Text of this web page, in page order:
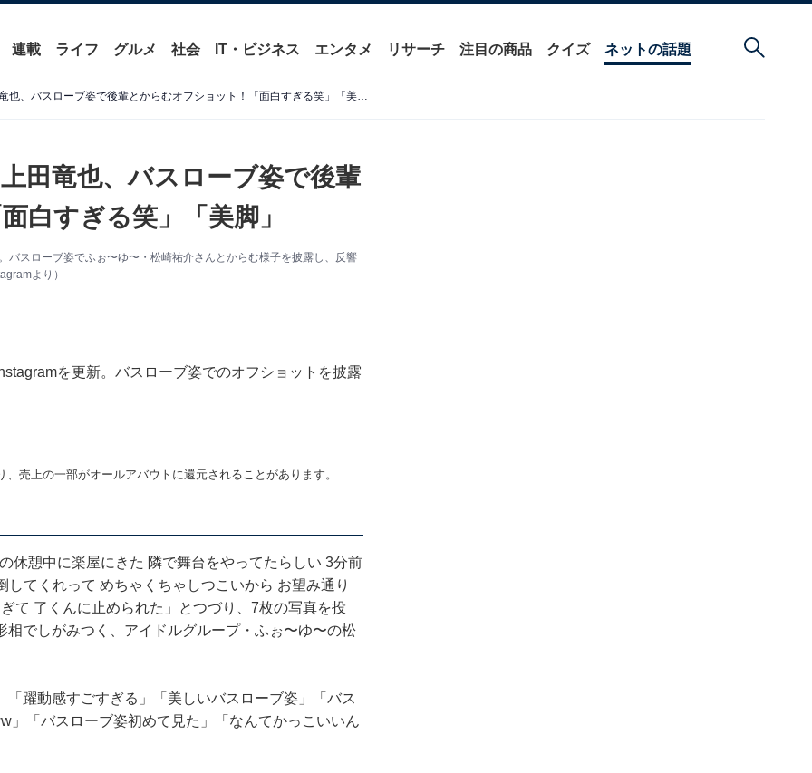
連載 ライフ グルメ 社会 IT・ビジネス エンタメ リサーチ 注目の商品 クイズ ネットの話題
「普通にボコってやった」上田竜也、バスローブ姿で後輩とからむオフショット！「面白すぎる笑」「美脚」
田竜也、バスローブ姿で後輩
白すぎる笑」「美脚」
スローブ姿でふぉ〜ゆ〜・松崎祐介さんとからむ様子を披露し、反響
より）
を更新。バスローブ姿でのオフショットを披露
売上の一部がオールアバウトに還元されることがあります。
休憩中に楽屋にきた 隣で舞台をやってたらしい 3分前
てくれって めちゃくちゃしつこいから お望み通り
て 了くんに止められた」とつづり、7枚の写真を投
でしがみつく、アイドルグループ・ふぉ〜ゆ〜の松
躍動感すごすぎる」「美しいバスローブ姿」「バス
」「バスローブ姿初めて見た」「なんてかっこいいん